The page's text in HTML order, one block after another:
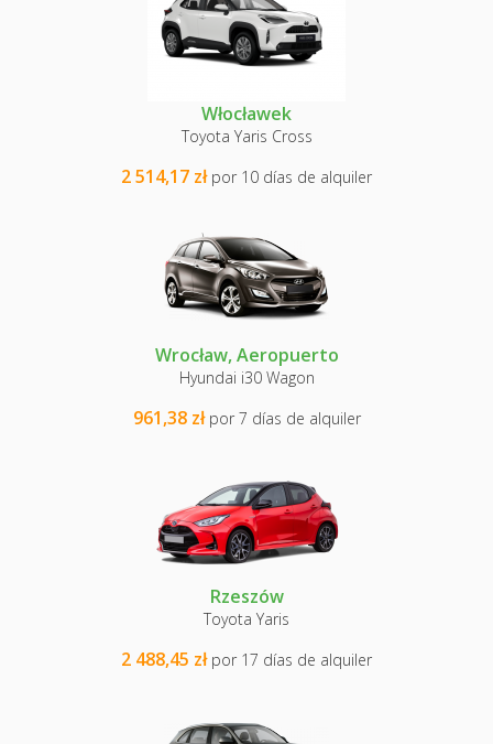
Włocławek
Toyota Yaris Cross
2 514,17 zł por 10 días de alquiler
Wrocław, Aeropuerto
Hyundai i30 Wagon
961,38 zł por 7 días de alquiler
Rzeszów
Toyota Yaris
2 488,45 zł por 17 días de alquiler